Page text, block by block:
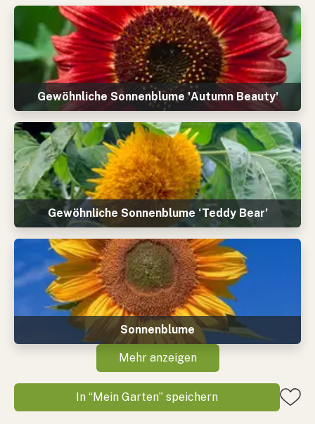
Gewöhnliche Sonnenblume 'Autumn Beauty'
Gewöhnliche Sonnenblume ‘Teddy Bear’
Sonnenblume
Mehr anzeigen
In “Mein Garten” speichern